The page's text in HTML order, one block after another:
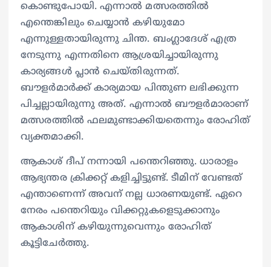
കൊണ്ടുപോയി. എന്നാല്‍ മത്സരത്തില്‍
എന്തെങ്കിലും ചെയ്യാന്‍ കഴിയുമോ
എന്നുള്ളതായിരുന്നു ചിന്ത. ബംഗ്ലാദേശ് എത്ര
നേടുന്നു എന്നതിനെ ആശ്രയിച്ചായിരുന്നു
കാര്യങ്ങള്‍ പ്ലാന്‍ ചെയ്തിരുന്നത്.
ബൗളര്‍മാര്‍ക്ക് കാര്യമായ പിന്തുണ ലഭിക്കുന്ന
പിച്ചല്ലായിരുന്നു അത്. എന്നാല്‍ ബൗളര്‍മാരാണ്
മത്സരത്തില്‍ ഫലമുണ്ടാക്കിയതെന്നും രോഹിത്
വ്യക്തമാക്കി.
ആകാശ് ദീപ് നന്നായി പന്തെറിഞ്ഞു. ധാരാളം
ആഭ്യന്തര ക്രിക്കറ്റ് കളിച്ചിട്ടുണ്ട്. ടീമിന് വേണ്ടത്
എന്താണെന്ന് അവന് നല്ല ധാരണയുണ്ട്. ഏറെ
നേരം പന്തെറിയും വിക്കറ്റുകളെടുക്കാനും
ആകാശിന് കഴിയുന്നുവെന്നും രോഹിത്
കൂട്ടിചേര്‍ത്തു.